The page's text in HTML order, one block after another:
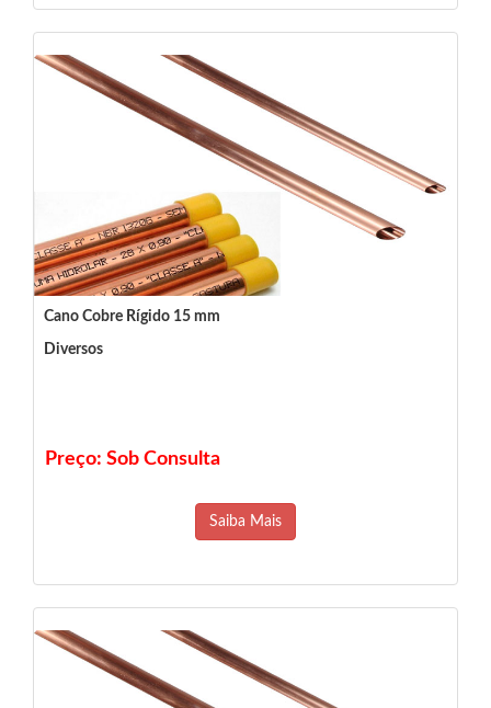
Cano Cobre Rígido 15 mm
Diversos
Preço: Sob Consulta
Saiba Mais